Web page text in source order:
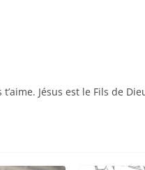
t’aime. Jésus est le Fils de